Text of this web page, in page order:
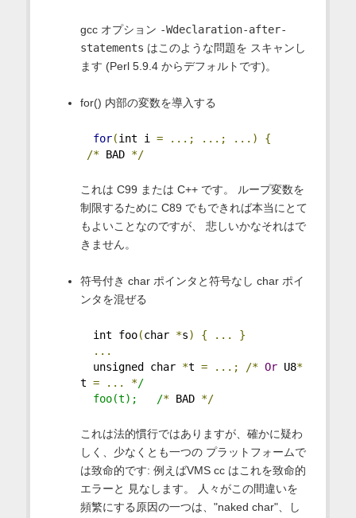
gcc オプション -Wdeclaration-after-
statements はこのような問題を スキャンし
ます (Perl 5.9.4 からデフォルトです)。
for() 内部の変数を導入する
for(int i = ...; ...; ...)
{
/* BAD */
これは C99 または C++ です。 ループ変数を
制限するために C89 でもできれば本当にとて
もよいことなのですが、 悲しいかなそれはで
きません。
符号付き char ポインタと符号なし char ポイ
ンタを混ぜる
int foo(char *s) { ...
}
...
unsigned char *t = ...; /* Or U8*
t = ... */
foo(t);   /* BAD */
これは法的慣行ではありますが、確かに疑わ
しく、少なくとも一つの プラットフォームで
は致命的です: 例えばVMS cc はこれを致命的
エラーと 見なします。 人々がこの間違いを
頻繁にする原因の一つは、"naked char"、し